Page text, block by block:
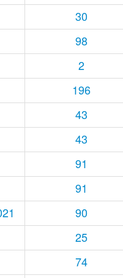
30
98
2
196
43
43
91
91
90
25
74